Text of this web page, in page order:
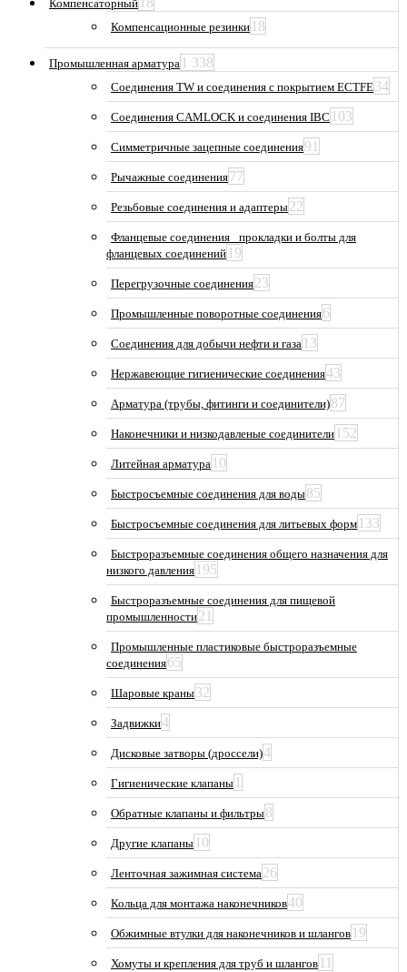
Компенсаторный
Компенсационные резинки 18
Промышленная арматура 1 338
Соединения TW и соединения с покрытием ECTFE34
Соединения CAMLOCK и соединения IBC 103
Симметричные зацепные соединения91
Рычажные соединения77
Резьбовые соединения и адаптеры22
Фланцевые соединения_ прокладки и болты для
фланцевых соединений 19
Перегрузочные соединения23
Промышленные поворотные соединения6
Соединения для добычи нефти и газа 13
Нержавеющие гигиенические соединения43
Арматура (трубы, фитинги и соединители)87
Наконечники и низкодавленые соединители 152
Литейная арматура 10
Быстросъемные соединения для воды85
Быстросъемные соединения для литьевых форм 133
Быстроразъемные соединения общего назначения для
низкого давления 195
Быстроразъемные соединения для пищевой
промышленности21
Промышленные пластиковые быстроразъемные
соединения65
Шаровые краны32
Задвижки4
Дисковые затворы (дроссели)4
Гигиенические клапаны 1
Обратные клапаны и фильтры8
Другие клапаны 10
Ленточная зажимная система26
Кольца для монтажа наконечников40
Обжимные втулки для наконечников и шлангов 19
Хомуты и крепления для труб и шлангов 11